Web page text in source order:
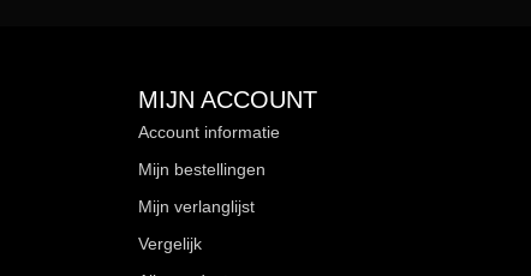
MIJN ACCOUNT
Account informatie
Mijn bestellingen
Mijn verlanglijst
Vergelijk